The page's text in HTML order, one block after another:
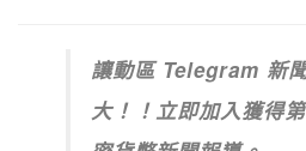
讓動區 Telegram 新
大！！立即加入獲得